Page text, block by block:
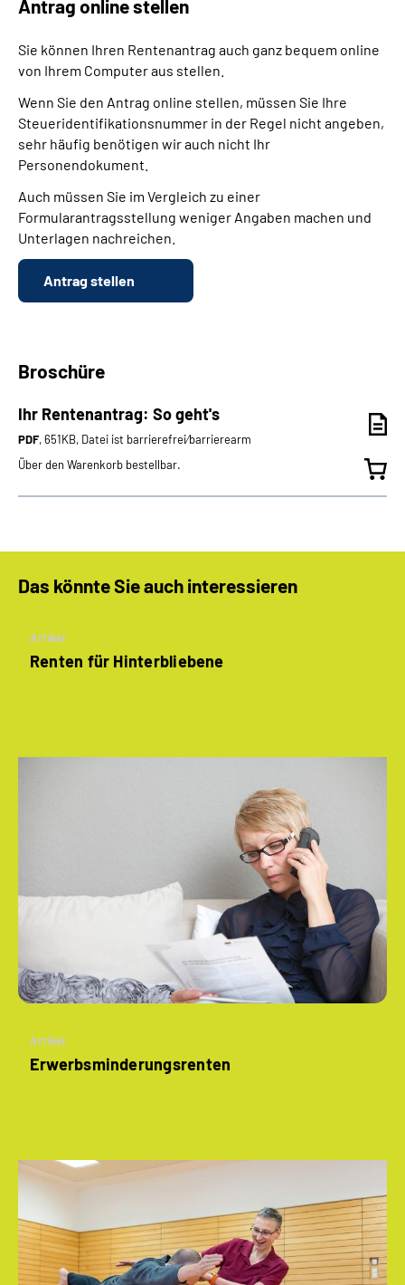
Antrag online stellen
Sie können Ihren Rentenantrag auch ganz bequem online
von Ihrem Computer aus stellen.
Wenn Sie den Antrag online stellen, müssen Sie Ihre
Steueridentifikationsnummer in der Regel nicht angeben,
sehr häufig benötigen wir auch nicht Ihr
Personendokument.
Auch müssen Sie im Vergleich zu einer
Formularantragsstellung weniger Angaben machen und
Unterlagen nachreichen.
Antrag stellen
Broschüre
Ihr Rentenantrag: So geht's
PDF, 651KB, Datei ist barrierefrei⁄barrierearm
Über den Warenkorb bestellbar.
Das könnte Sie auch interessieren
Artikel
Renten für Hinterbliebene
Artikel
­Erwerbsminderungs­renten